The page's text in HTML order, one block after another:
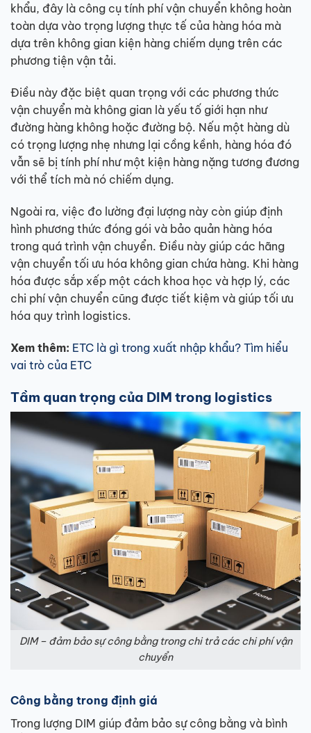
khẩu, đây là công cụ tính phí vận chuyển không hoàn
toàn dựa vào trọng lượng thực tế của hàng hóa mà
dựa trên không gian kiện hàng chiếm dụng trên các
phương tiện vận tải.
Điều này đặc biệt quan trọng với các phương thức
vận chuyển mà không gian là yếu tố giới hạn như
đường hàng không hoặc đường bộ. Nếu một hàng dù
có trọng lượng nhẹ nhưng lại cồng kềnh, hàng hóa đó
vẫn sẽ bị tính phí như một kiện hàng nặng tương đương
với thể tích mà nó chiếm dụng.
Ngoài ra, việc đo lường đại lượng này còn giúp định
hình phương thức đóng gói và bảo quản hàng hóa
trong quá trình vận chuyển. Điều này giúp các hãng
vận chuyển tối ưu hóa không gian chứa hàng. Khi hàng
hóa được sắp xếp một cách khoa học và hợp lý, các
chi phí vận chuyển cũng được tiết kiệm và giúp tối ưu
hóa quy trình logistics.
Xem thêm: ETC là gì trong xuất nhập khẩu? Tìm hiểu
vai trò của ETC
Tầm quan trọng của DIM trong logistics
DIM – đảm bảo sự công bằng trong chi trả các chi phí vận
chuyển
Công bằng trong định giá
Trong lượng DIM giúp đảm bảo sự công bằng và bình